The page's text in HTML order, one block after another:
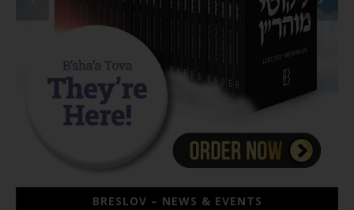
BRESLOV – NEWS & EVENTS